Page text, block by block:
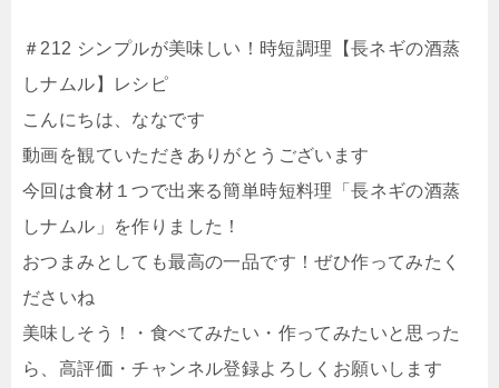
＃212 シンプルが美味しい！時短調理【長ネギの酒蒸
しナムル】レシピ
こんにちは、ななです
動画を観ていただきありがとうございます
今回は食材１つで出来る簡単時短料理「長ネギの酒蒸
しナムル」を作りました！
おつまみとしても最高の一品です！ぜひ作ってみたく
ださいね
美味しそう！・食べてみたい・作ってみたいと思った
ら、高評価・チャンネル登録よろしくお願いします